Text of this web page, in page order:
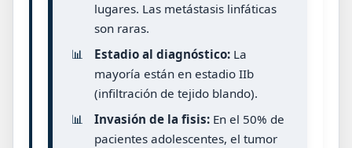
lugares. Las metástasis linfáticas
son raras.
📊
Estadio al diagnóstico:La
mayoría están en estadio IIb
(infiltración de tejido blando).
📊
Invasión de la fisis:En el 50% de
pacientes adolescentes, el tumor